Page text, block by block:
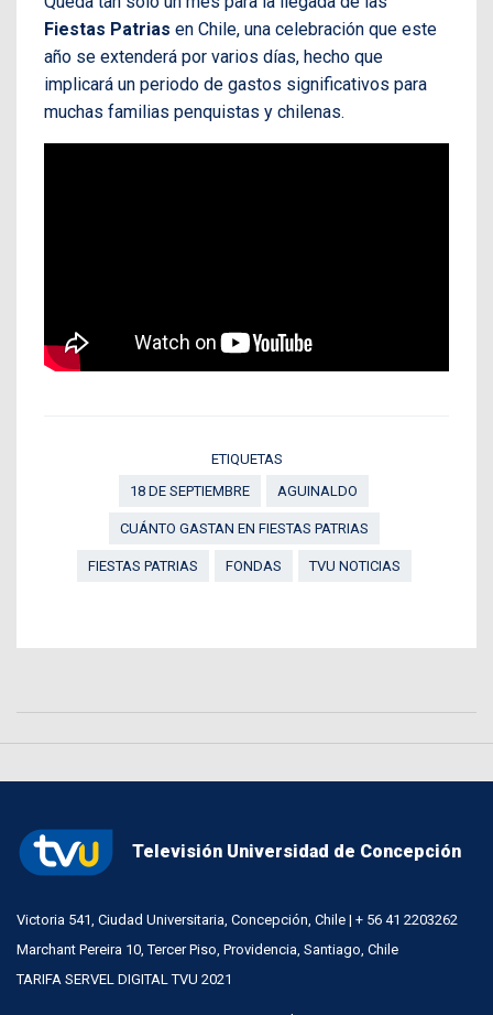
Fiestas Patrias en Chile, una celebración que este
año se extenderá por varios días, hecho que
implicará un periodo de gastos significativos para
muchas familias penquistas y chilenas.
ETIQUETAS
18 DE SEPTIEMBRE
AGUINALDO
CUÁNTO GASTAN EN FIESTAS PATRIAS
FIESTAS PATRIAS FONDAS TVU NOTICIAS
Televisión Universidad de Concepción
Victoria 541, Ciudad Universitaria, Concepción, Chile | + 56 41 2203262
Marchant Pereira 10, Tercer Piso, Providencia, Santiago, Chile
TARIFA SERVEL DIGITAL TVU 2021